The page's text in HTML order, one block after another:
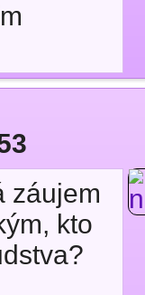
záujem
kto